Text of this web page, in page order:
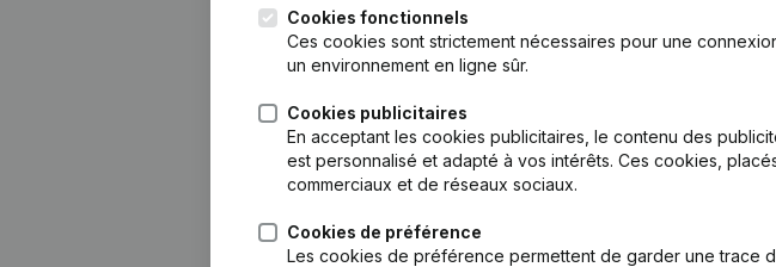
Cookies fonctionnels
Ces cookies sont strictement nécessaires pour une
un environnement en ligne sûr.
Cookies publicitaires
En acceptant les cookies publicitaires, le contenu des
est personnalisé et adapté à vos intérêts. Ces cookies,
commerciaux et de réseaux sociaux.
Cookies de préférence
Les cookies de préférence permettent de garder une trace